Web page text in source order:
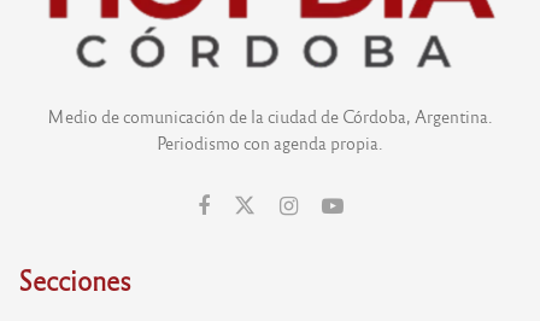
Medio de comunicación de la ciudad de Córdoba, Argentina.
Periodismo con agenda propia.
Secciones